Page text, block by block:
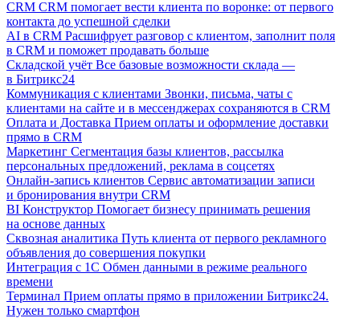
CRM CRM помогает вести клиента по воронке: от первого
контакта до успешной сделки
AI в CRM Расшифрует разговор с клиентом, заполнит поля
в CRM и поможет продавать больше
Складской учёт Все базовые возможности склада —
в Битрикс24
Коммуникация с клиентами Звонки, письма, чаты с
клиентами на сайте и в мессенджерах сохраняются в CRM
Оплата и Доставка Прием оплаты и оформление доставки
прямо в CRM
Маркетинг Сегментация базы клиентов, рассылка
персональных предложений, реклама в соцсетях
Онлайн-запись клиентов Сервис автоматизации записи
и бронирования внутри CRM
BI Конструктор Помогает бизнесу принимать решения
на основе данных
Сквозная аналитика Путь клиента от первого рекламного
объявления до совершения покупки
Интеграция с 1С Обмен данными в режиме реального
времени
Терминал Прием оплаты прямо в приложении Битрикс24.
Нужен только смартфон